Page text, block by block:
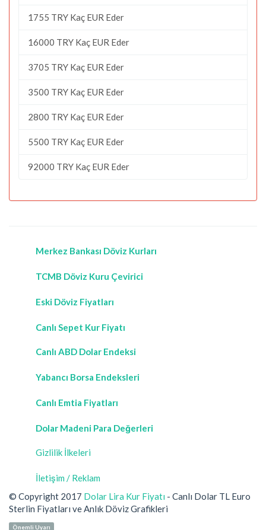
1755 TRY Kaç EUR Eder
16000 TRY Kaç EUR Eder
3705 TRY Kaç EUR Eder
3500 TRY Kaç EUR Eder
2800 TRY Kaç EUR Eder
5500 TRY Kaç EUR Eder
92000 TRY Kaç EUR Eder
Merkez Bankası Döviz Kurları
TCMB Döviz Kuru Çevirici
Eski Döviz Fiyatları
Canlı Sepet Kur Fiyatı
Canlı ABD Dolar Endeksi
Yabancı Borsa Endeksleri
Canlı Emtia Fiyatları
Dolar Madeni Para Değerleri
Gizlilik İlkeleri
İletişim / Reklam
© Copyright 2017 Dolar Lira Kur Fiyatı - Canlı Dolar TL Euro
Sterlin Fiyatları ve Anlık Döviz Grafikleri
Önemli Uyarı